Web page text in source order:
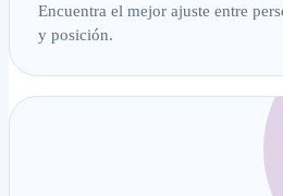
Encuentra el mejor ajuste entre
y posición.